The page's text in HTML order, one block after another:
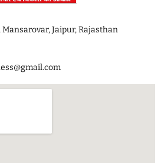
Mansarovar, Jaipur, Rajasthan